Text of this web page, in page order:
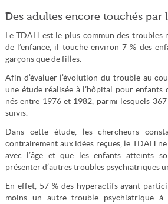
Des adultes encore touchés par
Le TDAH est le plus commun des troubles
de l’enfance, il touche environ 7 % des
garçons que de filles.
Afin d’évaluer l’évolution du trouble au
une étude réalisée à l’hôpital pour enfants
nés entre 1976 et 1982, parmi lesquels
suivis.
Dans cette étude, les chercheurs
contrairement aux idées reçues, le TDAH ne
avec l’âge et que les enfants atteints
présenter d’autres troubles psychiatriques
En effet, 57 % des hyperactifs ayant
moins un autre trouble psychiatrique à